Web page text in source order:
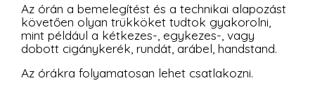
Az órán a bemelegítést és a technikai alapozást
követően olyan trükköket tudtok gyakorolni,
mint például a kétkezes-, egykezes-, vagy
dobott cigánykerék, rundát, arábel, handstand.
Az órákra folyamatosan lehet csatlakozni.